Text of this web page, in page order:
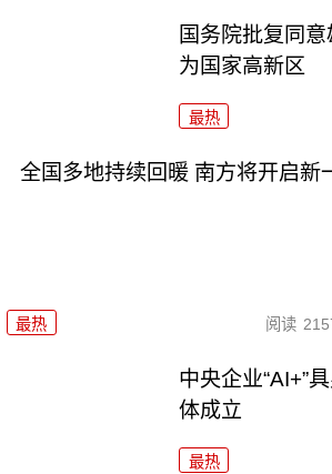
国务院批复同
为国家高新区
最热
全国多地持续回暖 南方将开启新
最热 阅读
中央企业“AI+”
体成立
最热